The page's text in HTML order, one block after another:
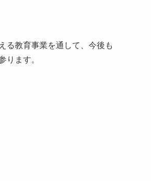
る教育事業を通して、今後も
ります。